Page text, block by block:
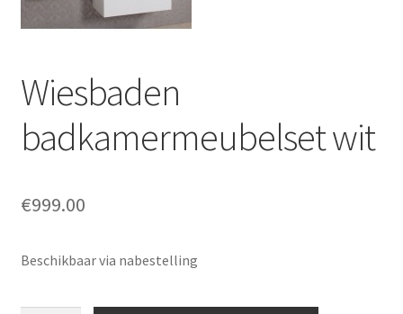
Sale
Wiesbaden
badkamermeubelset wit
€999.00
Beschikbaar via nabestelling